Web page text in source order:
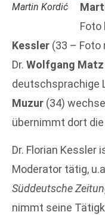
Martin Kordić
Foto
Kessler (33 – Foto
Dr. Wolfgang Matz
deutschsprachige
Muzur (34)
übernimmt dort
Dr. Florian Kessler
Moderator tätig,
Süddeutsche
nimmt seine